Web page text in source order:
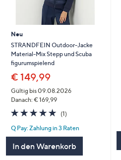
Neu
STRANDFEIN Outdoor-Jacke
Material-Mix Stepp und Scuba
figurumspielend
€ 149,99
Gültig bis 09.08.2026
Danach: € 169,99
5.0
von
5
(1)
Q Pay: Zahlung in 3 Raten
In den Warenkorb